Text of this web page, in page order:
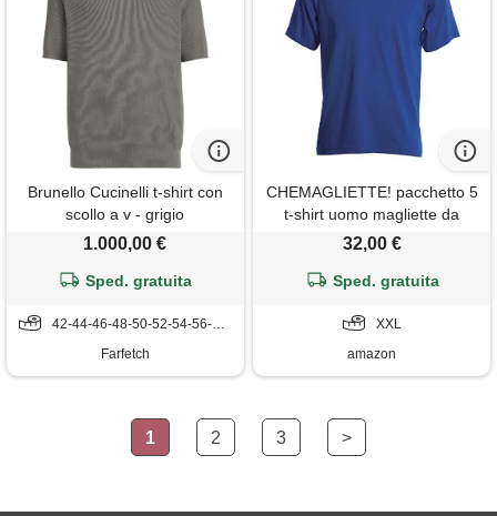
Brunello Cucinelli t-shirt con
scollo a v - grigio
1.000,00 €
Sped. gratuita
42-44-46-48-50-52-54-56-58-60
Farfetch
CHEMAGLIETTE! pacchetto 5
t-shirt uomo magliette da
lavoro scollo v payper v-neck
prezzo stock, colore: 5x royal,
taglia: xxl
32,00 €
Sped. gratuita
XXL
amazon
1 2 3 >